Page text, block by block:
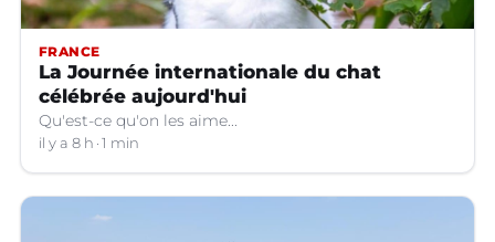
FRANCE
La Journée internationale du chat
célébrée aujourd'hui
Qu'est-ce qu'on les aime...
il y a 8 h 1 min